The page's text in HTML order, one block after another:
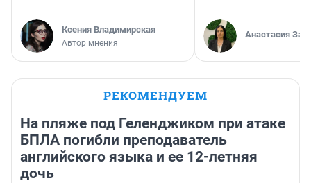
Ксения Владимирская
Автор мнения
Анастасия
РЕКОМЕНДУЕМ
На пляже под Геленджиком при атаке
БПЛА погибли преподаватель
английского языка и ее 12-летняя
дочь